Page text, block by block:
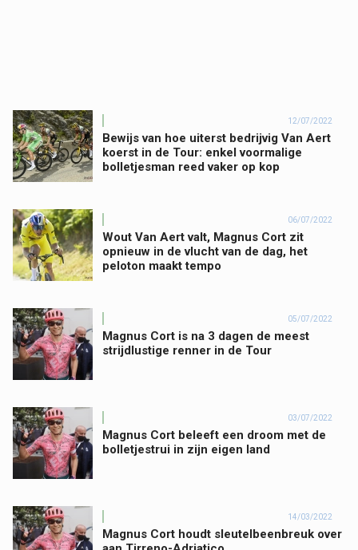
12/07/2022
Bewijs van hoe uiterst bedrijvig Van Aert
koerst in de Tour: enkel voormalige
bolletjesman reed vaker op kop
06/07/2022
Wout Van Aert valt, Magnus Cort zit
opnieuw in de vlucht van de dag, het
peloton maakt tempo
05/07/2022
Magnus Cort is na 3 dagen de meest
strijdlustige renner in de Tour
03/07/2022
Magnus Cort beleeft een droom met de
bolletjestrui in zijn eigen land
14/03/2022
Magnus Cort houdt sleutelbeenbreuk over